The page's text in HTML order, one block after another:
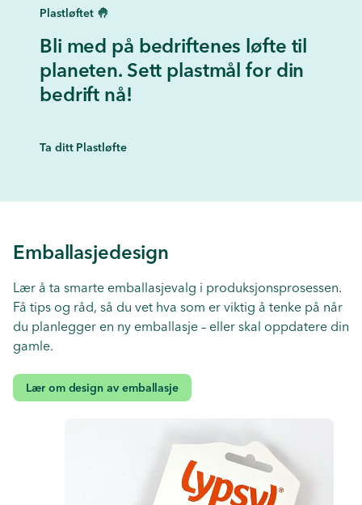
Plastløftet 🤚
Bli med på bedriftenes løfte til
planeten. Sett plastmål for din
bedrift nå!
Ta ditt Plastløfte
Emballasjedesign
Lær å ta smarte emballasjevalg i produksjonsprosessen.
Få tips og råd, så du vet hva som er viktig å tenke på når
du planlegger en ny emballasje – eller skal oppdatere din
gamle.
Lær om design av emballasje